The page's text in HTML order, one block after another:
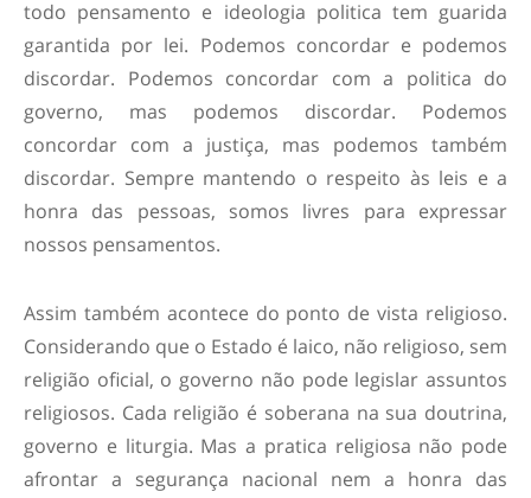
todo pensamento e ideologia politica tem guarida
garantida por lei. Podemos concordar e podemos
discordar. Podemos concordar com a politica do
governo, mas podemos discordar. Podemos
concordar com a justiça, mas podemos também
discordar. Sempre mantendo o respeito às leis e a
honra das pessoas, somos livres para expressar
nossos pensamentos.
Assim também acontece do ponto de vista religioso.
Considerando que o Estado é laico, não religioso, sem
religião oficial, o governo não pode legislar assuntos
religiosos. Cada religião é soberana na sua doutrina,
governo e liturgia. Mas a pratica religiosa não pode
afrontar a segurança nacional nem a honra das